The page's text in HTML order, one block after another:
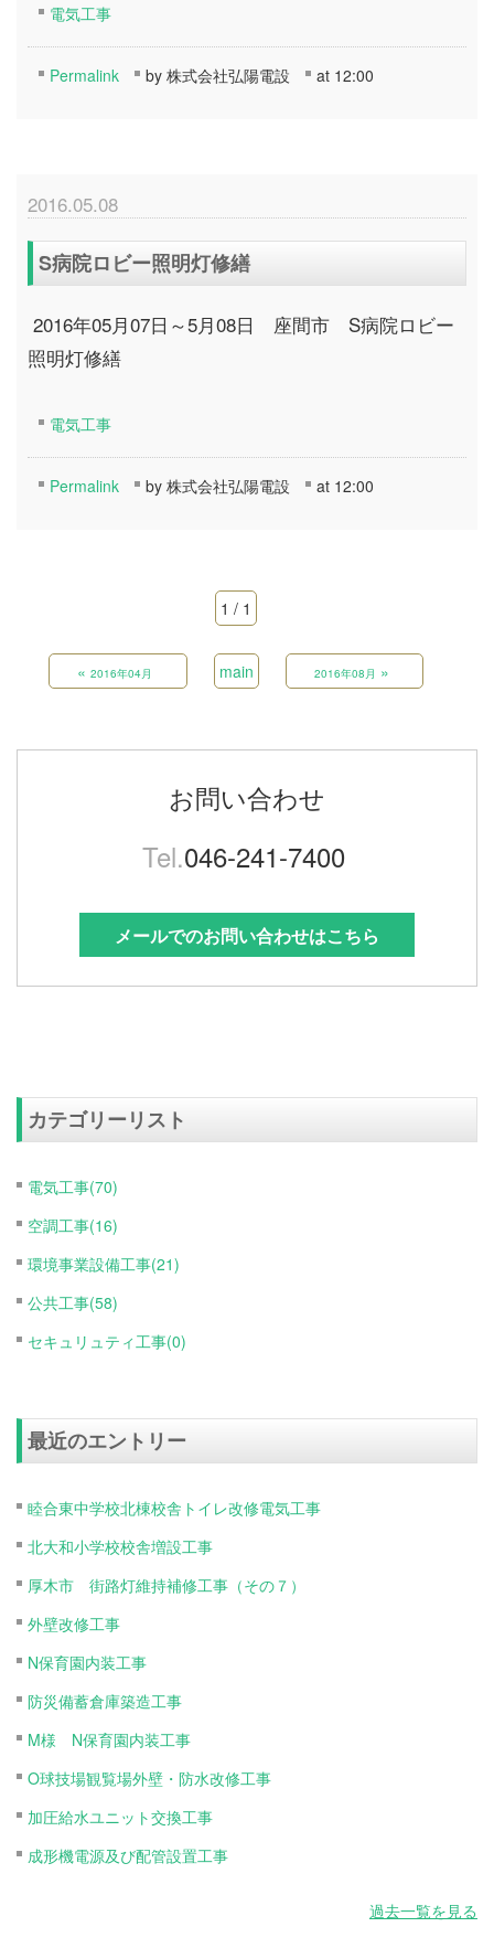
電気工事
Permalink by 株式会社弘陽電設 at 12:00
2016.05.08
S病院ロビー照明灯修繕
2016年05月07日～5月08日 座間市 S病院ロビー
照明灯修繕
電気工事
Permalink by 株式会社弘陽電設 at 12:00
1 / 1
«2016年04月 main 2016年08月 »
お問い合わせ
Tel.046-241-7400
メールでのお問い合わせはこちら
カテゴリーリスト
電気工事(70)
空調工事(16)
環境事業設備工事(21)
公共工事(58)
セキュリュティ工事(0)
最近のエントリー
睦合東中学校北棟校舎トイレ改修電気工事
北大和小学校校舎増設工事
厚木市 街路灯維持補修工事（その７）
外壁改修工事
N保育園内装工事
防災備蓄倉庫築造工事
M様 N保育園内装工事
O球技場観覧場外壁・防水改修工事
加圧給水ユニット交換工事
成形機電源及び配管設置工事
過去一覧を見る